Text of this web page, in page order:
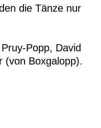
die Tänze nur
Popp, David
(von Boxgalopp).